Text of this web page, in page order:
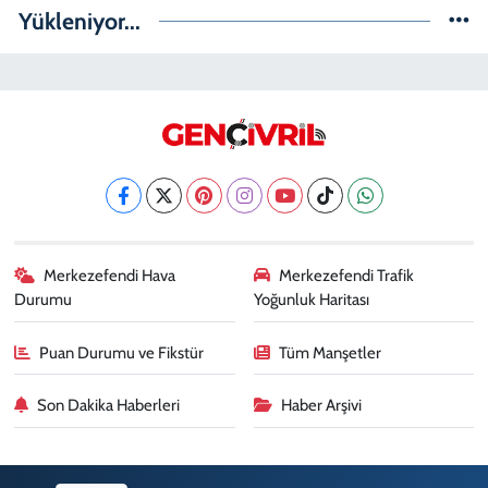
Yükleniyor...
Merkezefendi Hava
Durumu
Merkezefendi Trafik
Yoğunluk Haritası
Puan Durumu ve Fikstür Tüm Manşetler
Son Dakika Haberleri Haber Arşivi